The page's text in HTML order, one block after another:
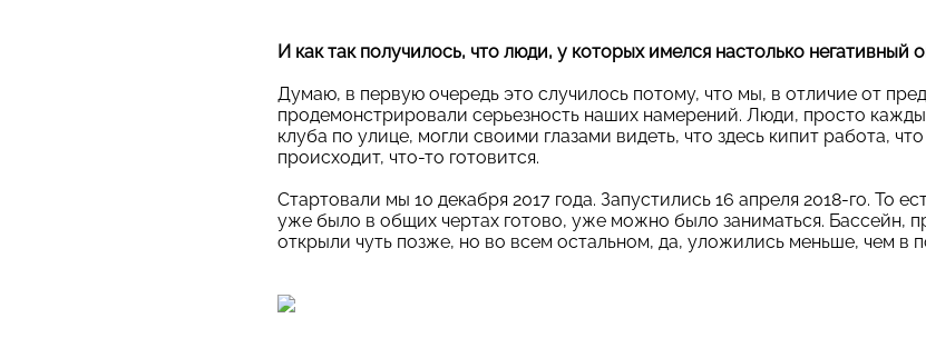
И как так получилось, что люди, у которых имелся настолько негативный
Думаю, в первую очередь это случилось потому, что мы, в отличие от
продемонстрировали серьезность наших намерений. Люди, просто
клуба по улице, могли своими глазами видеть, что здесь кипит работа,
происходит, что-то готовится.
Стартовали мы 10 декабря 2017 года. Запустились 16 апреля 2018-го. То
уже было в общих чертах готово, уже можно было заниматься. Бассейн,
открыли чуть позже, но во всем остальном, да, уложились меньше, чем в